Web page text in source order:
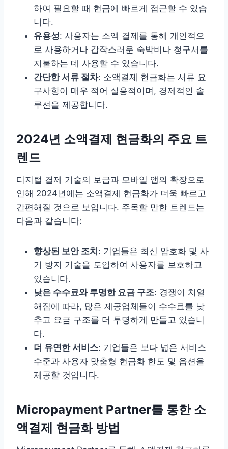
하여 필요할 때 현금에 빠르게 접근할 수 있습
니다.
유용성: 사용자는 소액 결제를 통해 개인적으
로 사용하거나 갑작스러운 숙박비나 청구서를
지불하는 데 사용할 수 있습니다.
간단한 서류 절차: 소액결제 현금화는 서류 요
구사항이 매우 적어 실용적이며, 경제적인 솔
루션을 제공합니다.
2024년 소액결제 현금화의 주요 트
렌드
디지털 결제 기술의 보급과 모바일 앱의 확장으로
인해 2024년에는 소액결제 현금화가 더욱 빠르고
간편해질 것으로 보입니다. 주목할 만한 트렌드는
다음과 같습니다:
향상된 보안 조치: 기업들은 최신 암호화 및 사
기 방지 기술을 도입하여 사용자를 보호하고
있습니다.
낮은 수수료와 투명한 요금 구조: 경쟁이 치열
해짐에 따라, 많은 제공업체들이 수수료를 낮
추고 요금 구조를 더 투명하게 만들고 있습니
다.
더 유연한 서비스: 기업들은 보다 넓은 서비스
수준과 사용자 맞춤형 현금화 한도 및 옵션을
제공할 것입니다.
Micropayment Partner를 통한 소
액결제 현금화 방법